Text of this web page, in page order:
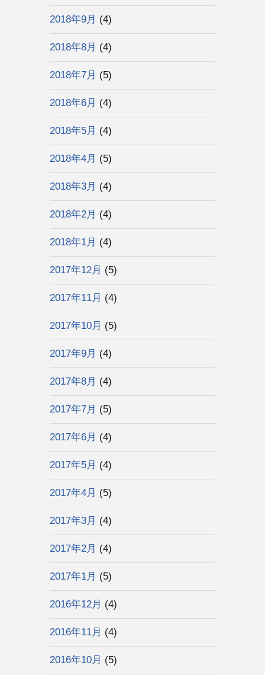
2018年9月 (4)
2018年8月 (4)
2018年7月 (5)
2018年6月 (4)
2018年5月 (4)
2018年4月 (5)
2018年3月 (4)
2018年2月 (4)
2018年1月 (4)
2017年12月 (5)
2017年11月 (4)
2017年10月 (5)
2017年9月 (4)
2017年8月 (4)
2017年7月 (5)
2017年6月 (4)
2017年5月 (4)
2017年4月 (5)
2017年3月 (4)
2017年2月 (4)
2017年1月 (5)
2016年12月 (4)
2016年11月 (4)
2016年10月 (5)